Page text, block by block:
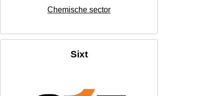
Chemische sector
Sixt